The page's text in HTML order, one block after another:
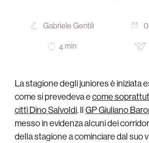
Gabriele Gentili
4 min
La stagione degli juniores è iniziata
come si prevedeva ecome
cittì Dino Salvoldi. IlGP Giuliano
messo in evidenza alcuni dei
della stagione a cominciare dal suo